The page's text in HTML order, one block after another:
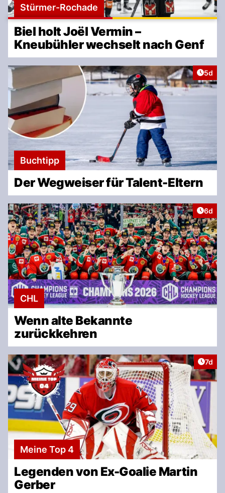
Stürmer-Rochade
Biel holt Joël Vermin –
Kneubühler wechselt nach Genf
5d
Buchtipp
Der Wegweiser für Talent-Eltern
6d
CHL
Wenn alte Bekannte
zurückkehren
7d
Meine Top 4
Legenden von Ex-Goalie Martin
Gerber